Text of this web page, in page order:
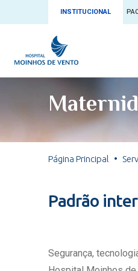
INSTITUCIONAL
Serviços Médicos
Núcleos e
Exames
Fale com o Moinhos
Seu Médico
Página Principal
Padrão
Segurança,